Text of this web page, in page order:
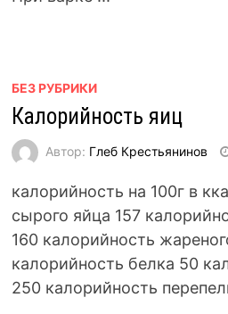
БЕЗ РУБРИКИ
Калорийность яиц
Автор: Глеб Крестьянинов
калорийность на 100г в
сырого яйца 157
160 калорийность
калорийность белка 50
250 калорийность